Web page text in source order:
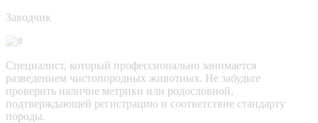
Заводчик
Специалист, который профессионально занимается
разведением чистопородных животных. Не забудьте
проверить наличие метрики или родословной,
подтверждающей регистрацию и соответствие стандарту
породы.